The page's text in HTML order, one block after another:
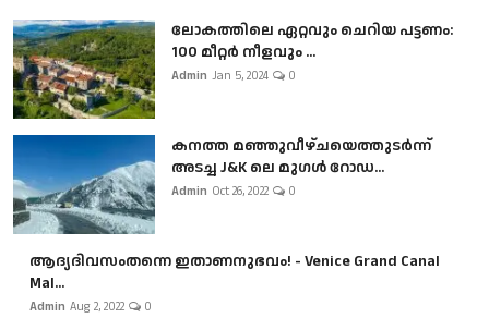
ലോകത്തിലെ ഏറ്റവും ചെറിയ പട്ടണം:
100 മീറ്റർ നീളവും ...
Admin Jan 5, 2024 0
കനത്ത മഞ്ഞുവീഴ്ചയെത്തുടർന്ന്
അടച്ച J&K ലെ മുഗൾ റോഡ...
Admin Oct 26, 2022 0
ആദ്യദിവസംതന്നെ ഇതാണനുഭവം! - Venice Grand Canal
Mal...
Admin Aug 2, 2022 0